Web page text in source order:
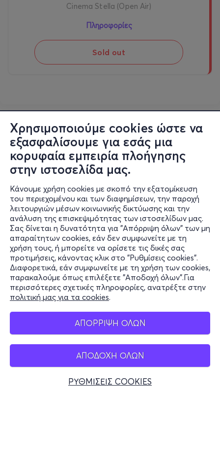
Χρησιμοποιούμε cookies ώστε να
εξασφαλίσουμε για εσάς μια
κορυφαία εμπειρία πλοήγησης
στην ιστοσελίδα μας.
Κάνουμε χρήση cookies με σκοπό την εξατομίκευση
του περιεχομένου και των διαφημίσεων, την παροχή
λειτουργιών μέσων κοινωνικής δικτύωσης και την
ανάλυση της επισκεψιμότητας των ιστοσελίδων μας.
Σας δίνεται η δυνατότητα για "Απόρριψη όλων" των μη
απαραίτητων cookies, εάν δεν συμφωνείτε με τη
χρήση τους, ή μπορείτε να ορίσετε τις δικές σας
προτιμήσεις, κάνοντας κλικ στο "Ρυθμίσεις cookies".
Διαφορετικά, εάν συμφωνείτε με τη χρήση των cookies,
παρακαλούμε όπως επιλέξετε "Αποδοχή όλων".Για
περισσότερες σχετικές πληροφορίες, ανατρέξτε στην
πολιτική μας για τα cookies.
ΑΠΟΡΡΙΨΗ ΟΛΩΝ
ΑΠΟΔΟΧΗ ΟΛΩΝ
ΡΥΘΜΙΣΕΙΣ COOKIES
Cinema Stella (Open Air)
Πληροφορίες
Sold out
Πληροφορίες
Υποστήριξη
Stay Connected
Mobile app